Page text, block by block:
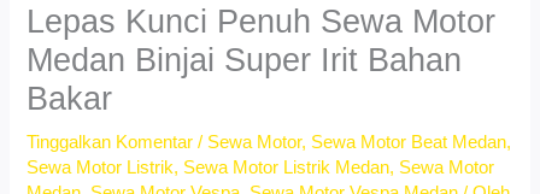
Lepas Kunci Penuh Sewa Motor
Medan Binjai Super Irit Bahan
Bakar
Tinggalkan Komentar / Sewa Motor, Sewa Motor Beat Medan,
Sewa Motor Listrik, Sewa Motor Listrik Medan, Sewa Motor